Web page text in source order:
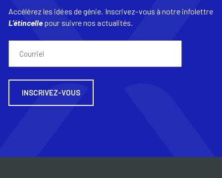
Accélérez les idées de génie. Inscrivez-vous à notre infolettre
L’étincellepour suivre nos actualités.
(Nécessaire)
INSCRIVEZ-VOUS